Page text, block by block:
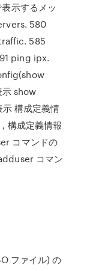
示するメッ
580
585
ping ipx.
show
構成定義情
構成定義情報
コマンドの
コマン
ファイル) の